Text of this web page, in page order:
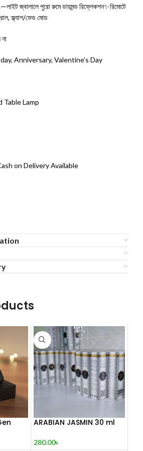
জ্বালালে পুরো রুমে ডায়মন্ড রিফ্লেকশন✨রিমোটে
ফ্ল্যাশ/ফেড মোড
Anniversary, Valentine’s Day
Table Lamp
on Delivery Available
ARABIAN JASMIN 30 ml
280.00৳